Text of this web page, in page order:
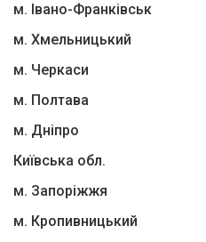
м. Івано-Франківськ
м. Хмельницький
м. Черкаси
м. Полтава
м. Дніпро
Київська обл.
м. Запоріжжя
м. Кропивницький